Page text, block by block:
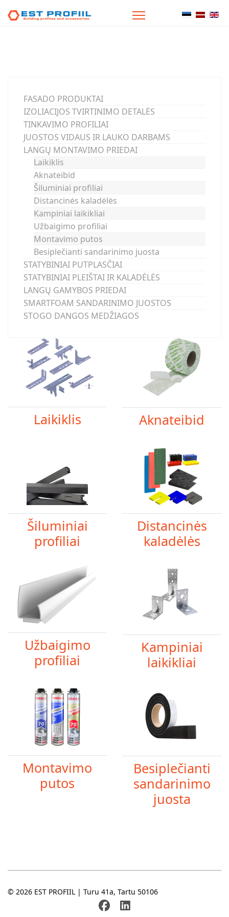
Select your
FASADO PRODUKTAI
IZOLIACIJOS TVIRTINIMO DETALĖS
TINKAVIMO PROFILIAI
JUOSTOS VIDAUS IR LAUKO DARBAMS
LANGŲ MONTAVIMO PRIEDAI
Laikiklis
Aknateibid
Šiluminiai profiliai
Distancinės kaladėlės
Kampiniai laikikliai
Užbaigimo profiliai
Montavimo putos
Besiplečianti sandarinimo juosta
STATYBINIAI PUTPLASČIAI
STATYBINIAI PLEIŠTAI IR KALADĖLĖS
LANGŲ GAMYBOS PRIEDAI
SMARTFOAM SANDARINIMO JUOSTOS
STOGO DANGOS MEDŽIAGOS
Laikiklis Aknateibid
Šiluminiai
profiliai
Distancinės
kaladėlės
Užbaigimo
profiliai
Kampiniai
laikikliai
Montavimo
putos
Besiplečianti
sandarinimo
juosta
© 2026 EST PROFIIL | Turu 41a, Tartu 50106